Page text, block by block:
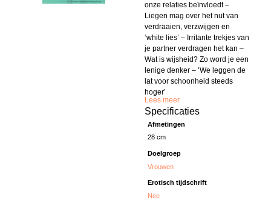
onze relaties beïnvloedt –
Liegen mag over het nut van
verdraaien, verzwijgen en
‘white lies’ – Irritante trekjes van
je partner verdragen het kan –
Wat is wijsheid? Zo word je een
lenige denker – ‘We leggen de
lat voor schoonheid steeds
hoger’
Lees meer
Specificaties
Afmetingen
28 cm
Doelgroep
Vrouwen
Erotisch tijdschrift
Nee